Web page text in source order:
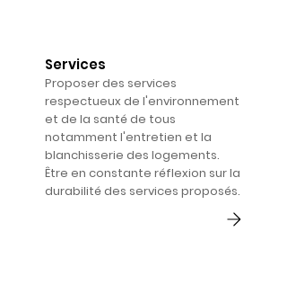
Services
Proposer des services
respectueux de l'environnement
et de la santé de tous
notamment l'entretien et la
blanchisserie des logements.
Être en constante réflexion sur la
durabilité des services proposés.